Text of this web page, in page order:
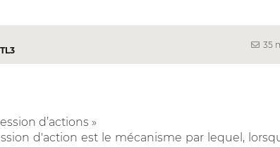
35
d’actions »
d'action est le mécanisme par lequel,